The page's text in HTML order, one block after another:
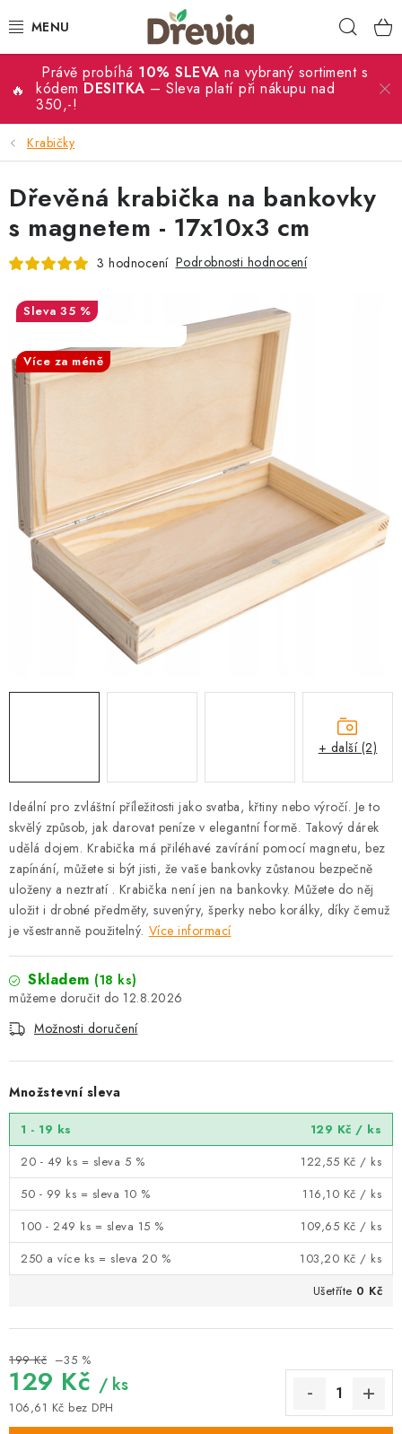
na
SVATBA 💍
DÁRKY
KUCHYŇSKÉ POTŘEBY
DEKORACE
PŘÍLEŽITOSTI
MATERIÁLY A TVOŘENÍ
NOVINKY
VÝPRODEJ 🔥
Hodnocení obchodu
Stav objednávky
Reklamace a vrácení zboží
Jak nakupovat
Dřeviny a certifikáty
Pro firmy Velkoobchod
Právě probíhá 10% SLEVA na vybraný sortiment s
kódem DESITKA – Sleva platí při nákupu nad
350,-!
Krabičky
Ideální pro zvláštní příležitosti jako svatba, křtiny nebo výročí. Je to
skvělý způsob, jak darovat peníze v elegantní formě. Takový dárek
udělá dojem. Krabička má přiléhavé zavírání pomocí magnetu, bez
zapínání, můžete si být jisti, že vaše bankovky zůstanou bezpečně
uloženy a neztratí . Krabička není jen na bankovky. Můžete do něj
uložit i drobné předměty, suvenýry, šperky nebo korálky, díky čemuž
je všestranně použitelný. Více informací
Skladem (18 ks)
12.8.2026
Možnosti doručení
Množstevní sleva
1 - 19 ks 129 Kč / ks
20 - 49 ks = sleva 5 %
122,55 Kč / ks
50 - 99 ks = sleva 10 %
116,10 Kč / ks
100 - 249 ks = sleva 15 %
109,65 Kč / ks
250 a více ks = sleva 20 %
103,20 Kč / ks
Ušetříte 0 Kč
199 Kč –35 %
129 Kč / ks
106,61 Kč bez DPH
Měrná cena:
Dřevěná krabička na bankovky
s magnetem - 17x10x3 cm
3 hodnocení Podrobnosti hodnocení
35 %
Více za méně
+ další (2)